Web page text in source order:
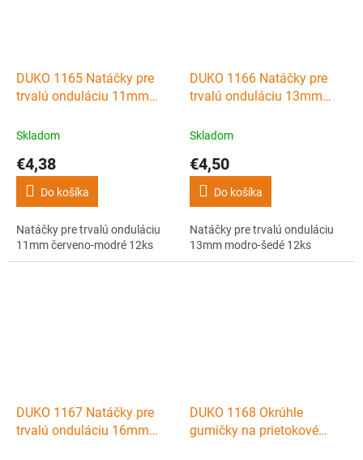
DUKO 1165 Natáčky pre
trvalú onduláciu 11mm
Skladom
€4,38
Do košíka
Natáčky pre trvalú onduláciu
11mm červeno-modré 12ks
DUKO 1166 Natáčky pre
trvalú onduláciu 13mm
Skladom
€4,50
Do košíka
Natáčky pre trvalú onduláciu
13mm modro-šedé 12ks
DUKO 1167 Natáčky pre
trvalú onduláciu 16mm
DUKO 1168 Okrúhle
gumičky na prietokové